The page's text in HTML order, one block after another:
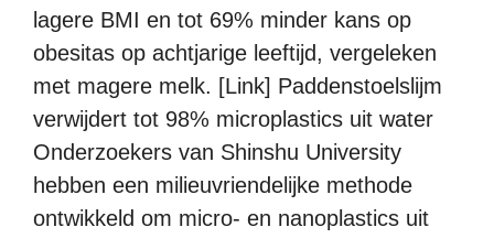
lagere BMI en tot 69% minder kans op
obesitas op achtjarige leeftijd, vergeleken
met magere melk. [Link] Paddenstoelslijm
verwijdert tot 98% microplastics uit water
Onderzoekers van Shinshu University
hebben een milieuvriendelijke methode
ontwikkeld om micro- en nanoplastics uit